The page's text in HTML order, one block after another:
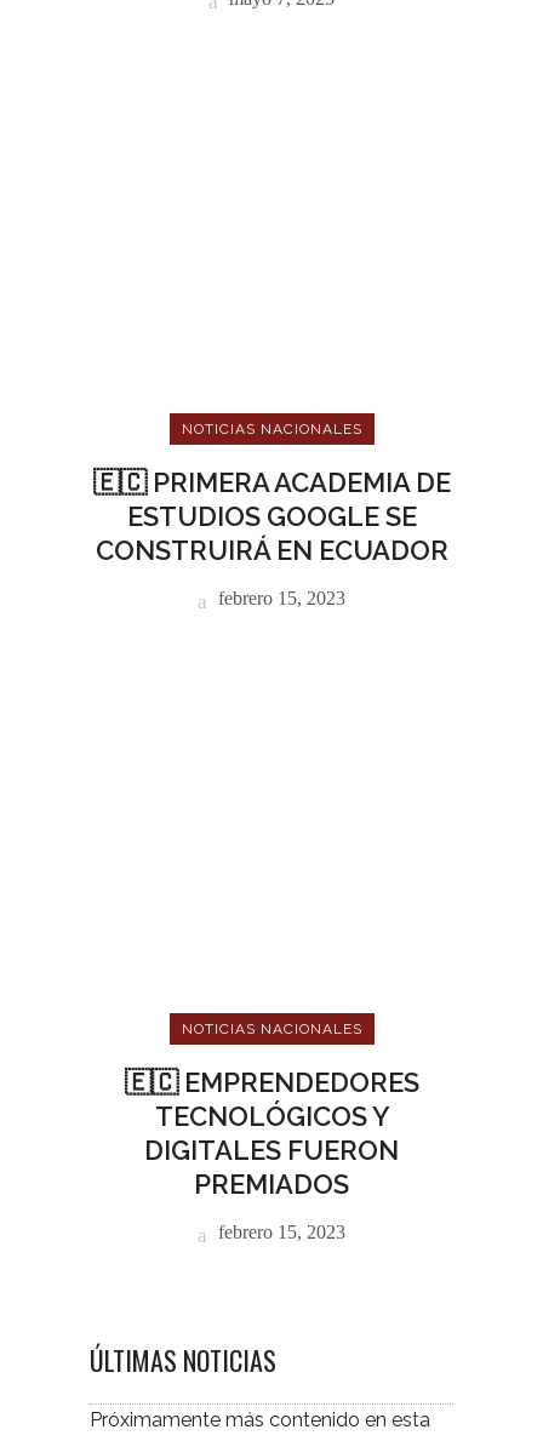
NOTICIAS NACIONALES
🇪🇨 PRIMERA ACADEMIA DE
ESTUDIOS GOOGLE SE
CONSTRUIRÁ EN ECUADOR
febrero 15, 2023
NOTICIAS NACIONALES
🇪🇨 EMPRENDEDORES
TECNOLÓGICOS Y
DIGITALES FUERON
PREMIADOS
febrero 15, 2023
ÚLTIMAS NOTICIAS
Próximamente más contenido en esta